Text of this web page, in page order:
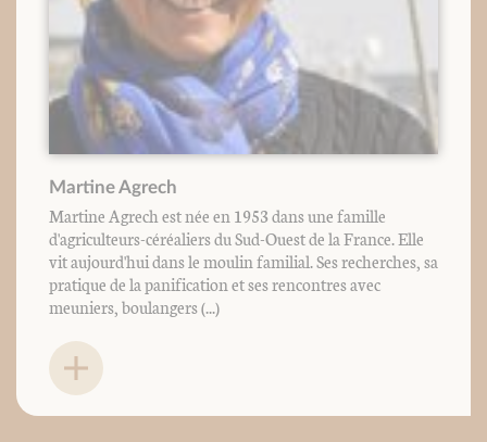
Martine Agrech
Martine Agrech est née en 1953 dans une famille
d'agriculteurs-céréaliers du Sud-Ouest de la France. Elle
vit aujourd'hui dans le moulin familial. Ses recherches, sa
pratique de la panification et ses rencontres avec
meuniers, boulangers (...)